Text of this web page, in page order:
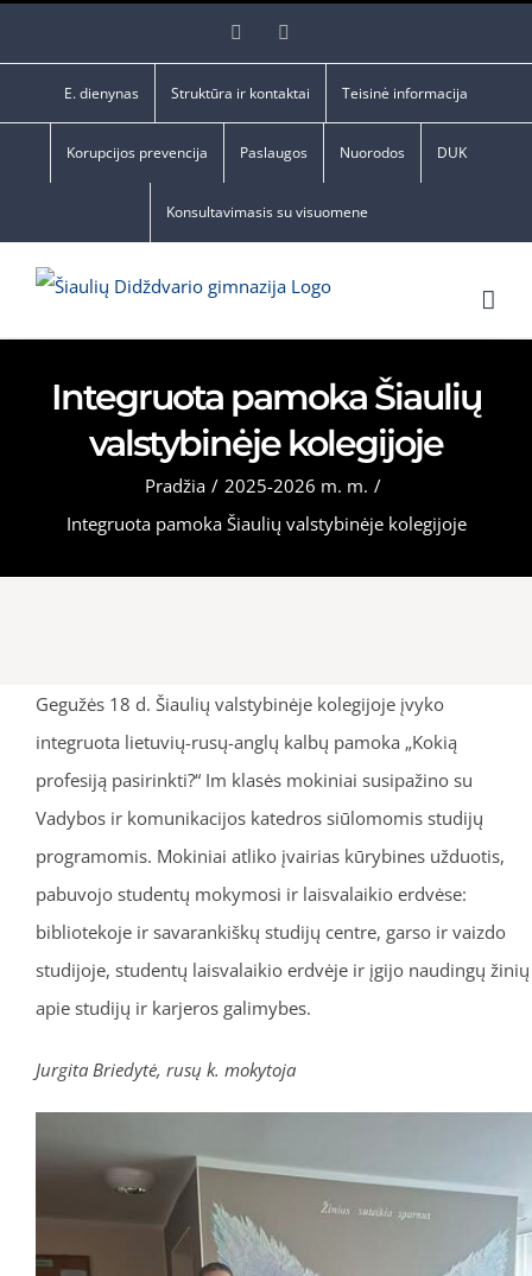
Facebook
E. dienynas Struktūra ir kontaktai Teisinė informacija
Korupcijos prevencija Paslaugos Nuorodos DUK
Konsultavimasis su visuomene
Integruota pamoka Šiaulių
valstybinėje kolegijoje
Pradžia / 2025-2026 m. m. /
Integruota pamoka Šiaulių valstybinėje kolegijoje
Gegužės 18 d. Šiaulių valstybinėje kolegijoje įvyko
integruota lietuvių-rusų-anglų kalbų pamoka „Kokią
profesiją pasirinkti?“ Im klasės mokiniai susipažino su
Vadybos ir komunikacijos katedros siūlomomis studijų
programomis. Mokiniai atliko įvairias kūrybines užduotis,
pabuvojo studentų mokymosi ir laisvalaikio erdvėse:
bibliotekoje ir savarankiškų studijų centre, garso ir vaizdo
studijoje, studentų laisvalaikio erdvėje ir įgijo naudingų žinių
apie studijų ir karjeros galimybes.
Jurgita Briedytė, rusų k. mokytoja